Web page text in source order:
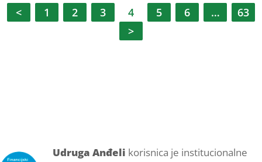
Posts
< 1 2 3 4 5 6 …
63
>
Udruga Anđeli korisnica je institucionalne